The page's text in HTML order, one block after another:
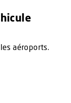
aéroports.